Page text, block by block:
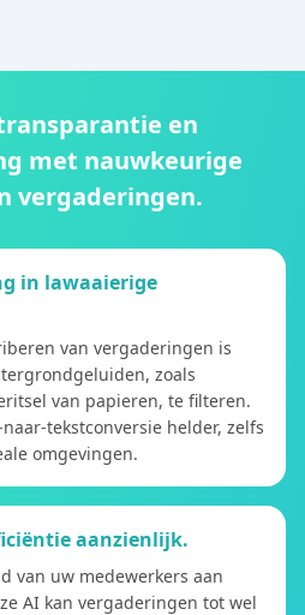
en
met nauwkeurige
vergaderingen.
in lawaaierige
van vergaderingen is
zoals
van papieren, te filteren.
tekstconversie helder, zelfs
omgevingen.
aanzienlijk.
van uw medewerkers aan
AI kan vergaderingen tot wel